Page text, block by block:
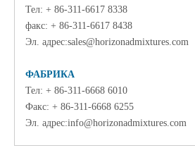
Тел: + 86-311-6617 8338
факс: + 86-311-6617 8438
Эл. адрес:sales@horizonadmixtures.com
ФАБРИКА
Тел: + 86-311-6668 6010
Факс: + 86-311-6668 6255
Эл. адрес:info@horizonadmixtures.com